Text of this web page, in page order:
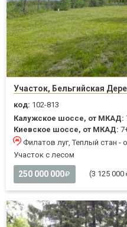
Участок, Бельгийская
код: 102-813
Калужское шоссе, от МКАД:
Киевское шоссе, от МКАД:
Филатов луг, Теплый стан -
Участок с лесом
250 000 000 (3 125 000